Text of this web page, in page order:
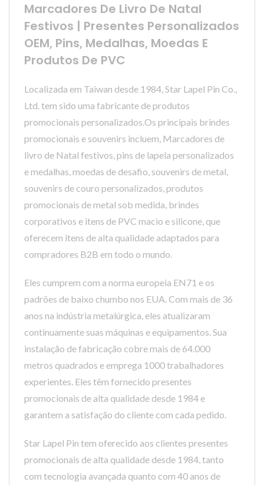
Marcadores De Livro De Natal
Festivos | Presentes Personalizados
OEM, Pins, Medalhas, Moedas E
Produtos De PVC
Localizada em Taiwan desde 1984, Star Lapel Pin Co.,
Ltd. tem sido uma fabricante de produtos
promocionais personalizados.Os principais brindes
promocionais e souvenirs incluem, Marcadores de
livro de Natal festivos, pins de lapela personalizados
e medalhas, moedas de desafio, souvenirs de metal,
souvenirs de couro personalizados, produtos
promocionais de metal sob medida, brindes
corporativos e itens de PVC macio e silicone, que
oferecem itens de alta qualidade adaptados para
compradores B2B em todo o mundo.
Eles cumprem com a norma europeia EN71 e os
padrões de baixo chumbo nos EUA. Com mais de 36
anos na indústria metalúrgica, eles atualizaram
continuamente suas máquinas e equipamentos. Sua
instalação de fabricação cobre mais de 64.000
metros quadrados e emprega 1000 trabalhadores
experientes. Eles têm fornecido presentes
promocionais de alta qualidade desde 1984 e
garantem a satisfação do cliente com cada pedido.
Star Lapel Pin tem oferecido aos clientes presentes
promocionais de alta qualidade desde 1984, tanto
com tecnologia avançada quanto com 40 anos de